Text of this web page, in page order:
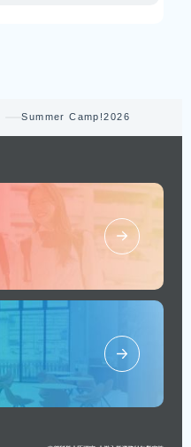
Summer Camp!2026